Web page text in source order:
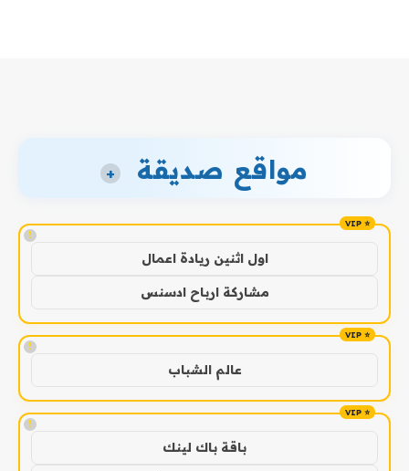
مواقع صديقة +
!
اول اثنين ريادة اعمال
مشاركة ارباح ادسنس
!
عالم الشباب
!
باقة باك لينك